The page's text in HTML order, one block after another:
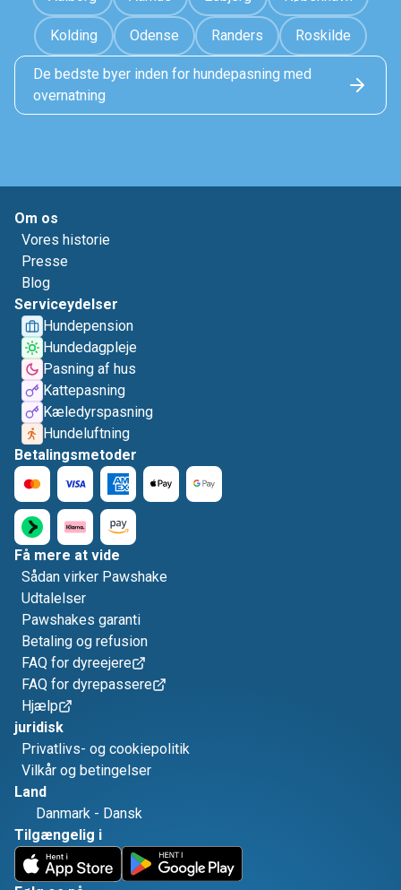
Kolding Odense Randers Roskilde
De bedste byer inden for hundepasning med
overnatning
Om os
Vores historie
Presse
Blog
Serviceydelser
Hundepension
Hundedagpleje
Pasning af hus
Kattepasning
Kæledyrspasning
Hundeluftning
Betalingsmetoder
Få mere at vide
Sådan virker Pawshake
Udtalelser
Pawshakes garanti
Betaling og refusion
FAQ for dyreejere
FAQ for dyrepassere
Hjælp
juridisk
Privatlivs- og cookiepolitik
Vilkår og betingelser
Land
Danmark - Dansk
Tilgængelig i